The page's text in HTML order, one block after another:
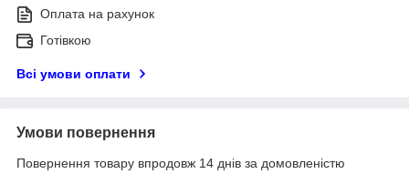
Оплата на рахунок
Готівкою
Всі умови оплати
Умови повернення
Повернення товару впродовж 14 днів за домовленістю